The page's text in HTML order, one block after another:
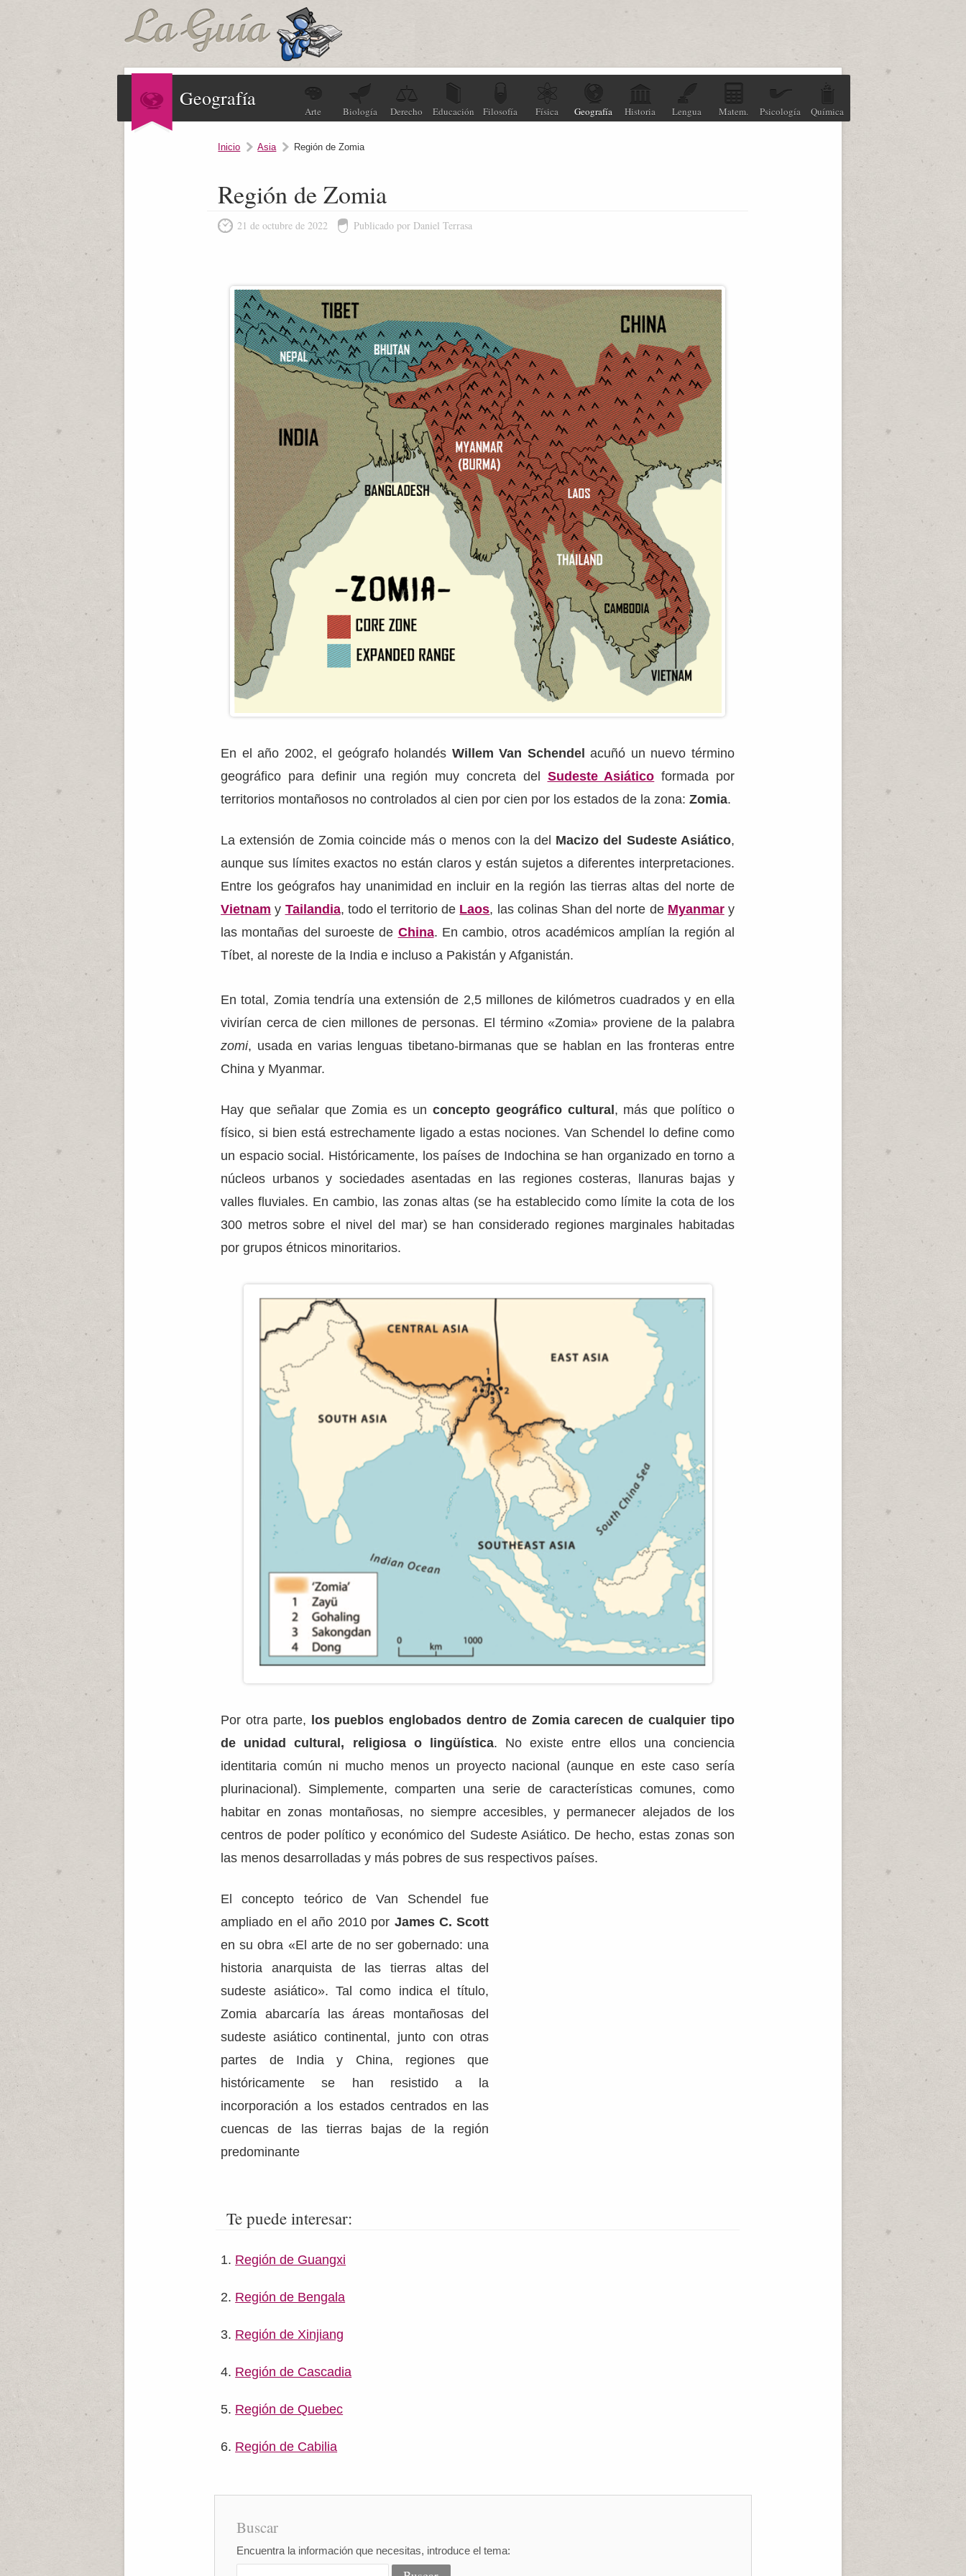
Geografía
Arte Biología Derecho Educación Filosofía Física Geografía Historia Lengua Matem. Psicología Química
Inicio Asia Región de Zomia
Región de Zomia
21 de octubre de 2022 Publicado por Daniel Terrasa
En el año 2002, el geógrafo holandés Willem Van Schendel acuñó un nuevo término
geográfico para definir una región muy concreta del Sudeste Asiático formada por
territorios montañosos no controlados al cien por cien por los estados de la zona:Zomia.
La extensión de Zomia coincide más o menos con la del Macizo del Sudeste Asiático,
aunque sus límites exactos no están claros y están sujetos a diferentes interpretaciones.
Entre los geógrafos hay unanimidad en incluir en la región las tierras altas del norte de
Vietnam y Tailandia, todo el territorio de Laos, las colinas Shan del norte de Myanmary
las montañas del suroeste de China. En cambio, otros académicos amplían la región al
Tíbet, al noreste de la India e incluso a Pakistán y Afganistán.
En total, Zomia tendría una extensión de 2,5 millones de kilómetros cuadrados y en ella
vivirían cerca de cien millones de personas. El término «Zomia» proviene de la palabra
zomi, usada en varias lenguas tibetano-birmanas que se hablan en las fronteras entre
China y Myanmar.
Hay que señalar que Zomia es un concepto geográfico cultural , más que político o
físico, si bien está estrechamente ligado a estas nociones. Van Schendel lo define como
un espacio social. Históricamente, los países de Indochina se han organizado en torno a
núcleos urbanos y sociedades asentadas en las regiones costeras, llanuras bajas y
valles fluviales. En cambio, las zonas altas (se ha establecido como límite la cota de los
300 metros sobre el nivel del mar) se han considerado regiones marginales habitadas
por grupos étnicos minoritarios.
Por otra parte,
los pueblos englobados dentro de Zomia carecen de cualquier tipo
de unidad cultural, religiosa o lingüística. No existe entre ellos una conciencia
identitaria común ni mucho menos un proyecto nacional (aunque en este caso sería
plurinacional). Simplemente, comparten una serie de características comunes, como
habitar en zonas montañosas, no siempre accesibles, y permanecer alejados de los
centros de poder político y económico del Sudeste Asiático. De hecho, estas zonas son
las menos desarrolladas y más pobres de sus respectivos países.
El concepto teórico de Van Schendel fue
ampliado en el año 2010 por James C. Scott
en su obra «El arte de no ser gobernado: una
historia anarquista de las tierras altas del
sudeste asiático». Tal como indica el título,
Zomia abarcaría las áreas montañosas del
sudeste asiático continental, junto con otras
partes de India y China, regiones que
históricamente se han resistido a la
incorporación a los estados centrados en las
cuencas de las tierras bajas de la región
predominante
Te puede interesar:
Región de Guangxi
Región de Bengala
Región de Xinjiang
Región de Cascadia
Región de Quebec
Región de Cabilia
Buscar
Encuentra la información que necesitas, introduce el tema: